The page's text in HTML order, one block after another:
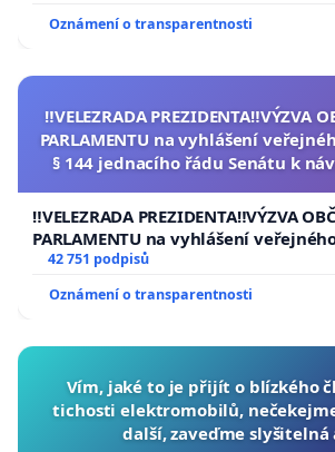
Oznámení o transparentnosti
‼️VELEZRADA PREZIDENTA‼️VÝZVA
PARLAMENTU na vyhlášení
§ 144 jednacího řádu Senátu k
republiky
‼️VELEZRADA PREZIDENTA‼️VÝZVA
PARLAMENTU na vyhlášení
144 jednacího řádu Senátu k návrhu
usnesení k podání ústavní žaloby na
republiky
42 751 podpisů
Oznámení o transparentnosti
Vím, jaké to je přijít o blízkého
tichosti elektromobilů,
další, zaveďme slyšitelná